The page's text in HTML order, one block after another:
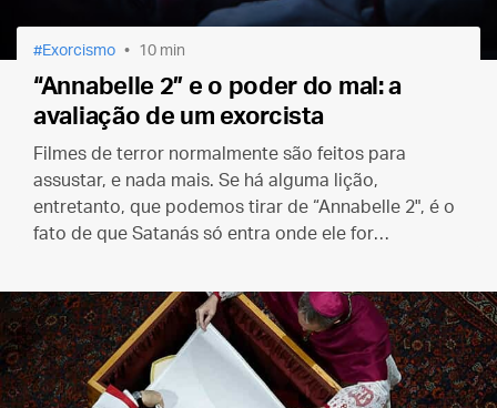
Exorcismo 10 min
“Annabelle 2” e o poder do mal: a
avaliação de um exorcista
Filmes de terror normalmente são feitos para
assustar, e nada mais. Se há alguma lição,
entretanto, que podemos tirar de “Annabelle 2", é o
fato de que Satanás só entra onde ele for